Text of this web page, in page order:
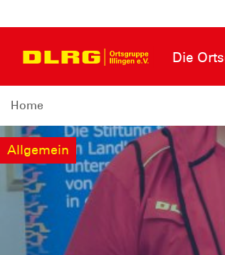
Die
Home
Allgemein